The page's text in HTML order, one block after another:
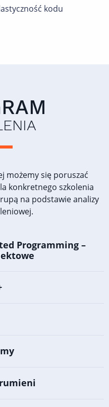
kodu
możemy się poruszać
konkretnego szkolenia
na podstawie analizy
Programming –